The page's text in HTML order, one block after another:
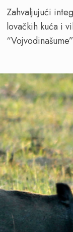
Zahvaljujući
lovačkih kuća i